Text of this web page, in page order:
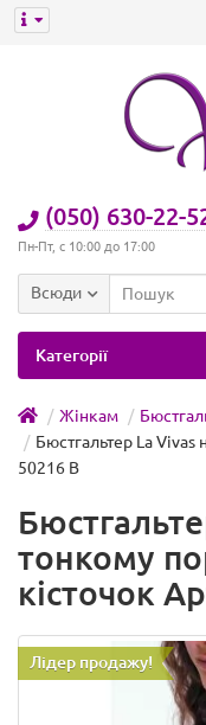
(050) 630-22-
Пн-Пт, с 10:00 до 17:00
Всюди
Категорії
Жінкам
Бюстгальтер La Vivas
50216 B
тонкому
кісточок
Лідер продажу!